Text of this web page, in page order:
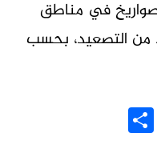
في مناطق
من التصعيد، بحسب
Messenger